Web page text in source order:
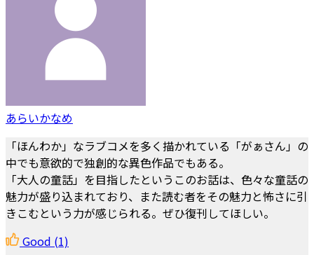
あらいかなめ
「ほんわか」なラブコメを多く描かれている「がぁさん」の
中でも意欲的で独創的な異色作品でもある。
「大人の童話」を目指したというこのお話は、色々な童話の
魅力が盛り込まれており、また読む者をその魅力と怖さに引
きこむという力が感じられる。ぜひ復刊してほしい。
Good (1)